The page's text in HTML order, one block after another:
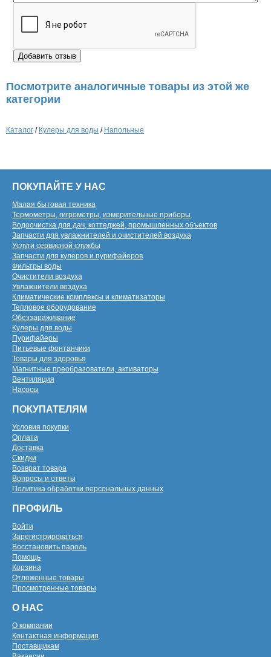
Посмотрите аналогичные товары из этой же
категории
Каталог / Кулеры для воды / Напольные
ПОКУПАЙТЕ У НАС
Малая бытовая техника
Термометры, гигрометры, измерительные приборы
Водоочистка для дач, коттеджей, промышленных объектов
Запчасти для увлажнителей и очистителей воздуха
Услуги сервисной службы
Запчасти для кулеров и пурифайеров
Фильтры воды
Очистители воздуха
Увлажнители воздуха
Климатические комплексы и климатизаторы
Тепловое оборудование
Обеззараживание
Кулеры для воды
Пурифайеры
Питьевые фонтанчики
Товары для здоровья
Магнитные преобразователи, активаторы
Вентиляция
Насосы
ПОКУПАТЕЛЯМ
Условия покупки
Оплата
Доставка
Скидки
Возврат товара
Вопросы и ответы
Политика обработки персональных данных
ПРОФИЛЬ
Войти
Зарегистрироваться
Восстановить пароль
Помощь
Корзина
Отложенные товары
Просмотренные товары
О НАС
О компании
Контактная информация
Поставщикам